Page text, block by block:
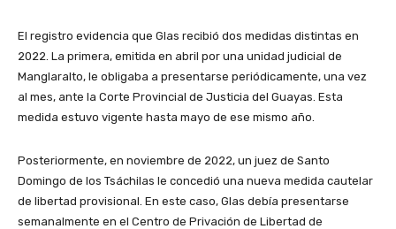
El registro evidencia que Glas recibió dos medidas distintas en
2022. La primera, emitida en abril por una unidad judicial de
Manglaralto, le obligaba a presentarse periódicamente, una vez
al mes, ante la Corte Provincial de Justicia del Guayas. Esta
medida estuvo vigente hasta mayo de ese mismo año.
Posteriormente, en noviembre de 2022, un juez de Santo
Domingo de los Tsáchilas le concedió una nueva medida cautelar
de libertad provisional. En este caso, Glas debía presentarse
semanalmente en el Centro de Privación de Libertad de